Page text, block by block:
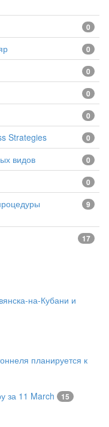
0
0
0
0
0
Strategies 0
видов 0
0
9
17
на-Кубани и
планируется к
за 11 March 15